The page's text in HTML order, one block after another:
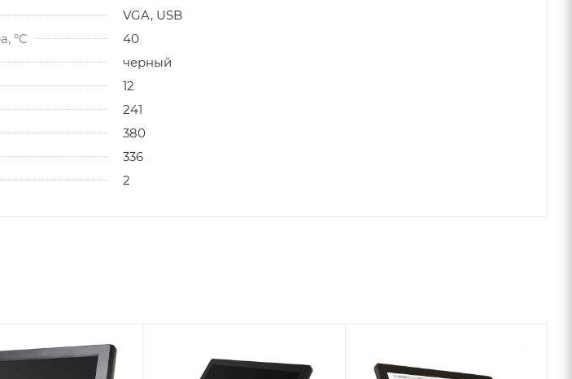
VGA, USB
°C
40
черный
12
241
380
336
2